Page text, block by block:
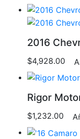
2016
$4,928.00
Rigor
$1,232.00